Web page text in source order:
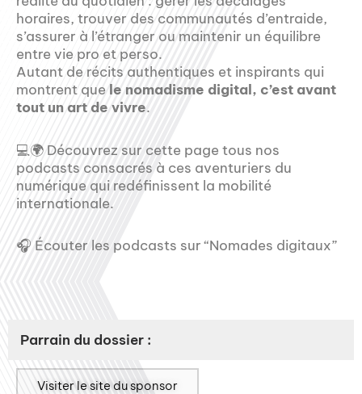
horaires, trouver des communautés d’entraide,
s’assurer à l’étranger ou maintenir un équilibre
entre vie pro et perso.
Autant de récits authentiques et inspirants qui
montrent que le nomadisme digital, c’est avant
tout un art de vivre.
💻🌍 Découvrez sur cette page tous nos
podcasts consacrés à ces aventuriers du
numérique qui redéfinissent la mobilité
internationale.
🎧 Écouter les podcasts sur “Nomades digitaux”
Parrain du dossier :
Visiter le site du sponsor